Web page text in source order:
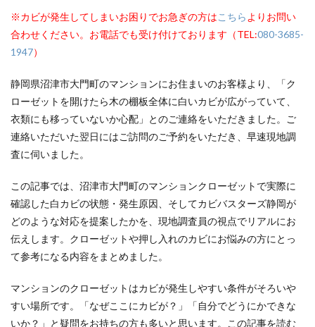
※カビが発生してしまいお困りでお急ぎの方はこちら よりお問い
合わせください。お電話でも受け付けております（TEL:080-3685-
1947）
静岡県沼津市大門町のマンションにお住まいのお客様より、「ク
ローゼットを開けたら木の棚板全体に白いカビが広がっていて、
衣類にも移っていないか心配」とのご連絡をいただきました。ご
連絡いただいた翌日にはご訪問のご予約をいただき、早速現地調
査に伺いました。
この記事では、沼津市大門町のマンションクローゼットで実際に
確認した白カビの状態・発生原因、そしてカビバスターズ静岡が
どのような対応を提案したかを、現地調査員の視点でリアルにお
伝えします。クローゼットや押し入れのカビにお悩みの方にとっ
て参考になる内容をまとめました。
マンションのクローゼットはカビが発生しやすい条件がそろいや
すい場所です。「なぜここにカビが？」「自分でどうにかできな
いか？」と疑問をお持ちの方も多いと思います。この記事を読む